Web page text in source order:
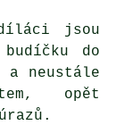
jsou
do
a neustále
opět